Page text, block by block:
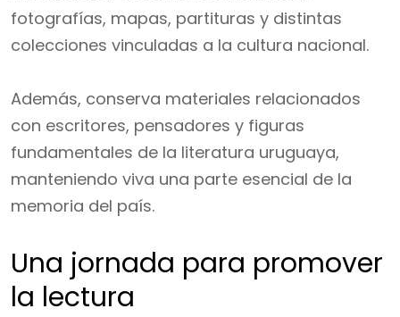
fotografías, mapas, partituras y distintas
colecciones vinculadas a la cultura nacional.
Además, conserva materiales relacionados
con escritores, pensadores y figuras
fundamentales de la literatura uruguaya,
manteniendo viva una parte esencial de la
memoria del país.
Una jornada para promover
la lectura